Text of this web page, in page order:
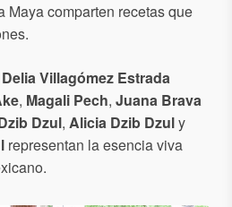
Maya comparten recetas que
Villagómez Estrada
, Magali Pech, Juana Brava
Dzul, Alicia Dzib Dzuly
representan la esencia viva